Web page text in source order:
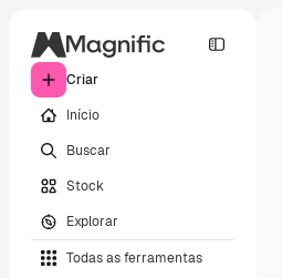
Criar
Início
Buscar
Stock
Explorar
Todas as ferramentas